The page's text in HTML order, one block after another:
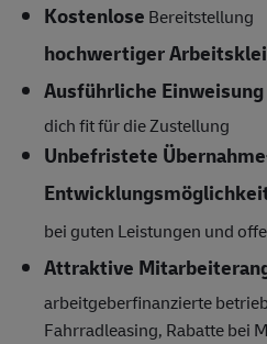
Kostenlose Bereitstellung
hochwertiger
Ausführliche
dich fit für die Zustellung
Unbefristete
bei guten Leistungen und
Attraktive
arbeitgeberfinanzierte
Fahrradleasing, Rabatte bei